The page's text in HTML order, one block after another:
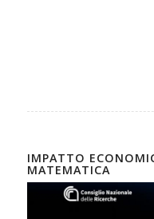
IMPATTO
MATEMATICA